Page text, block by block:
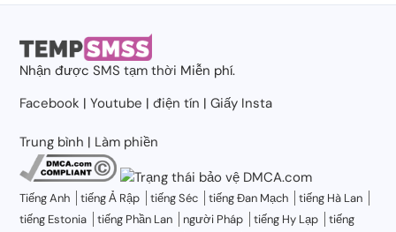
Nhận đượcSMS tạm thời Miễn phí.
Facebook |Youtube |điện tín |Giấy Insta
Trung bình | Làm phiền
Tiếng Anh tiếng Ả Rập tiếng Séc tiếng Đan Mạch
tiếng Hà Lan
tiếng Estonia
tiếng Phần Lan người Pháp tiếng Hy Lạp
tiếng